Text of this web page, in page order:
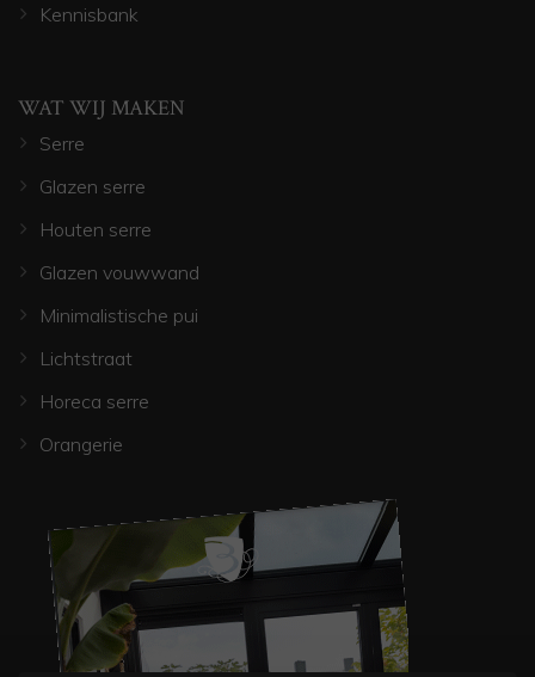
Kennisbank
WAT WIJ MAKEN
Serre
Glazen serre
Houten serre
Glazen vouwwand
Minimalistische pui
Lichtstraat
Horeca serre
Orangerie